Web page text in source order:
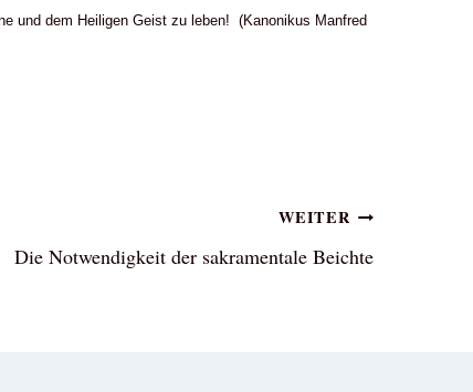
und dem Heiligen Geist zu leben! (Kanonikus Manfred
WEITER
Die Notwendigkeit der sakramentale Beichte